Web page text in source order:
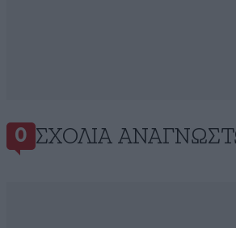
0 ΣΧΌΛΙΑ